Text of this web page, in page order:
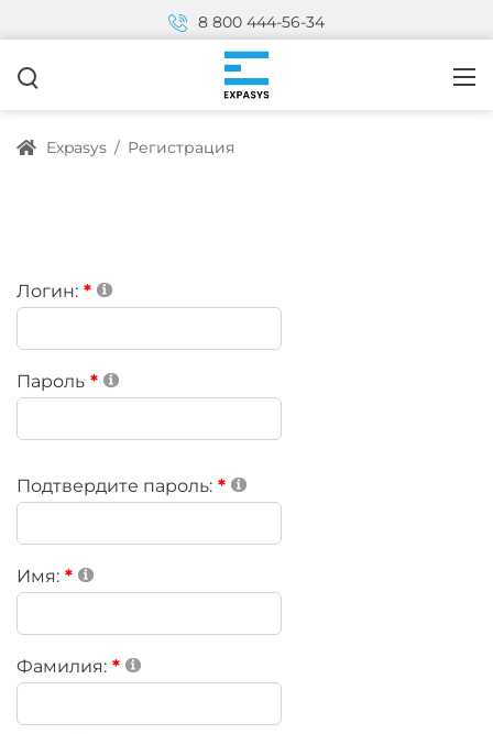
8 800 444-56-34
Expasys / Регистрация
Логин:
Пароль
Подтвердите пароль:
Имя:
Фамилия: